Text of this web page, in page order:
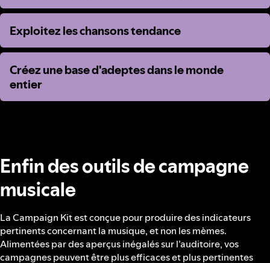
Exploitez les chansons tendance
Exploitez les chansons tendance
Créez une base d'adeptes dans le monde
entier
Créez une base d'adeptes dans le monde
entier
Enfin des outils de campagne
musicale
La Campaign Kit est conçue pour produire des indicateurs
pertinents concernant la musique, et non les mèmes.
Alimentées par des aperçus inégalés sur l’auditoire, vos
campagnes peuvent être plus efficaces et plus pertinentes